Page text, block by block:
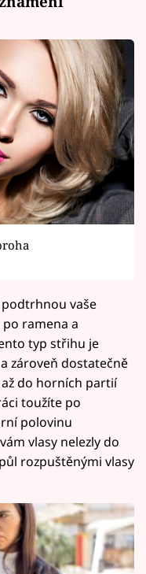
vaše
ramena a
typ střihu je
zároveň dostatečně
do horních partií
toužíte po
polovinu
vlasy nelezly do
rozpuštěnými vlasy